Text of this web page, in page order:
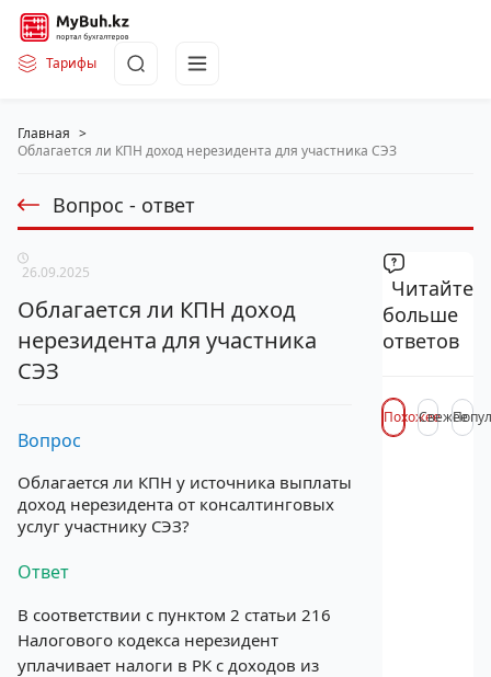
Тарифы
Главная >
Облагается ли КПН доход нерезидента для участника СЭЗ
Вопрос - ответ
26.09.2025
Облагается ли КПН доход
нерезидента для участника
СЭЗ
Вопрос
Облагается ли КПН у источника выплаты
доход нерезидента от консалтинговых
услуг участнику СЭЗ?
Ответ
В соответствии с пунктом 2 статьи 216
Налогового кодекса нерезидент
уплачивает налоги в РК с доходов из
Читайте
больше
ответов
ПохожееСвежее